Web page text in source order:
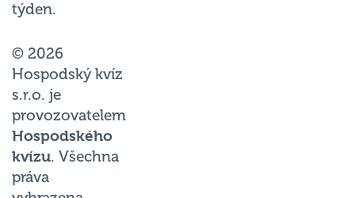
týden.
© 2026
Hospodský kvíz
s.r.o. je
provozovatelem
Hospodského
kvízu. Všechna
práva